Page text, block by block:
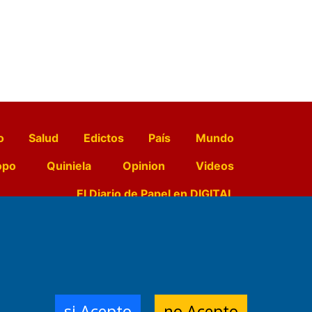
Salud Edictos País
Mundo
Quiniela Opinion
Videos
El Diario de Papel en DIGITAL